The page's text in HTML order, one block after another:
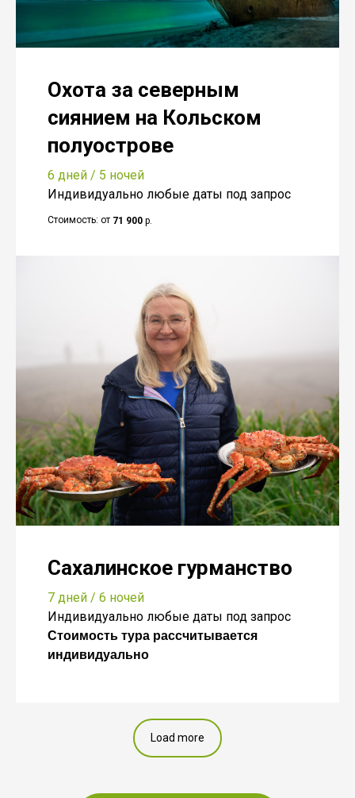
Охота за северным
сиянием на Кольском
полуострове
6 дней / 5 ночей
Индивидуально любые даты под запрос
71 900 р.
Сахалинское гурманство
7 дней / 6 ночей
Индивидуально любые даты под запрос
Стоимость тура рассчитывается
индивидуально
Load more